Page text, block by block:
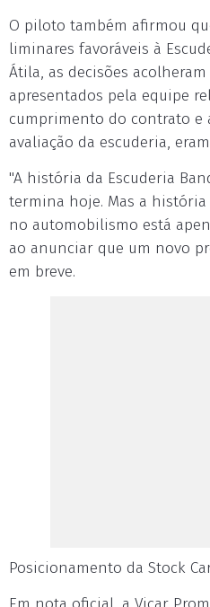
O piloto também afirmou
liminares favoráveis à
Átila, as decisões
apresentados pela equipe
cumprimento do contrato e
avaliação da escuderia,
"A história da Escuderia
termina hoje. Mas a história
no automobilismo está
ao anunciar que um novo
em breve.
Posicionamento da Stock